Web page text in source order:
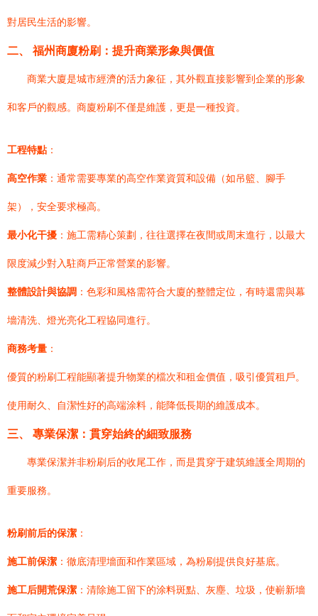
對居民生活的影響。
二、 福州商廈粉刷：提升商業形象與價值
商業大廈是城市經濟的活力象征，其外觀直接影響到企業的形象
和客戶的觀感。商廈粉刷不僅是維護，更是一種投資。
工程特點：
高空作業 ：通常需要專業的高空作業資質和設備（如吊籃、腳手
架），安全要求極高。
最小化干擾 ：施工需精心策劃，往往選擇在夜間或周末進行，以最大
限度減少對入駐商戶正常營業的影響。
整體設計與協調 ：色彩和風格需符合大廈的整體定位，有時還需與幕
墻清洗、燈光亮化工程協同進行。
商務考量 ：
優質的粉刷工程能顯著提升物業的檔次和租金價值，吸引優質租戶。
使用耐久、自潔性好的高端涂料，能降低長期的維護成本。
三、 專業保潔：貫穿始終的細致服務
專業保潔并非粉刷后的收尾工作，而是貫穿于建筑維護全周期的
重要服務。
粉刷前后的保潔 ：
施工前保潔 ：徹底清理墻面和作業區域，為粉刷提供良好基底。
施工后開荒保潔 ：清除施工留下的涂料斑點、灰塵、垃圾，使嶄新墻